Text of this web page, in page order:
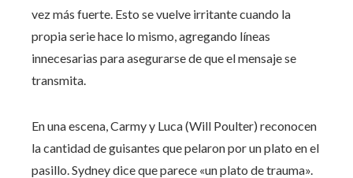
vez más fuerte. Esto se vuelve irritante cuando la
propia serie hace lo mismo, agregando líneas
innecesarias para asegurarse de que el mensaje se
transmita.
En una escena, Carmy y Luca (Will Poulter) reconocen
la cantidad de guisantes que pelaron por un plato en el
pasillo. Sydney dice que parece «un plato de trauma».